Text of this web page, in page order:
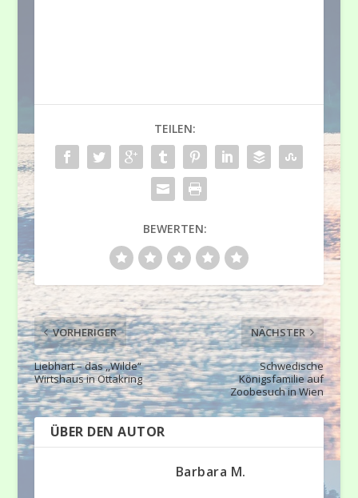
TEILEN:
BEWERTEN:
VORHERIGER
Liebhart – das ,,Wilde“
Wirtshaus in Ottakring
NÄCHSTER
Schwedische
Königsfamilie auf
Zoobesuch in Wien
ÜBER DEN AUTOR
Barbara M.